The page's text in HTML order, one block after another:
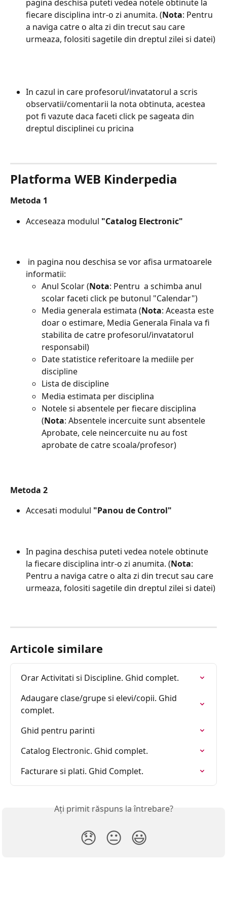
pagina deschisa puteti vedea notele obtinute la
fiecare disciplina intr-o zi anumita. (Nota: Pentru
a naviga catre o alta zi din trecut sau care
urmeaza, folositi sagetile din dreptul zilei si datei)
In cazul in care profesorul/invatatorul a scris
observatii/comentarii la nota obtinuta, acestea
pot fi vazute daca faceti click pe sageata din
dreptul disciplinei cu pricina
Platforma WEB Kinderpedia
Metoda 1
Acceseaza modulul "Catalog Electronic"
informatii:
Anul Scolar (Nota: Pentru  a schimba anul
scolar faceti click pe butonul "Calendar")
Media generala estimata (Nota: Aceasta este
doar o estimare, Media Generala Finala va fi
stabilita de catre profesorul/invatatorul
responsabil)
Date statistice referitoare la mediile per
discipline
Lista de discipline
Media estimata per disciplina
Notele si absentele per fiecare disciplina
(Nota: Absentele incercuite sunt absentele
Aprobate, cele neincercuite nu au fost
aprobate de catre scoala/profesor)
Metoda 2
Accesati modulul "Panou de Control"
In pagina deschisa puteti vedea notele obtinute
la fiecare disciplina intr-o zi anumita. (Nota:
Pentru a naviga catre o alta zi din trecut sau care
urmeaza, folositi sagetile din dreptul zilei si datei)
Articole similare
Orar Activitati si Discipline. Ghid complet.
Adaugare clase/grupe si elevi/copii. Ghid
complet.
Ghid pentru parinti
Catalog Electronic. Ghid complet.
Facturare si plati. Ghid Complet.
Ați primit răspuns la întrebare?
😞 😐 😃